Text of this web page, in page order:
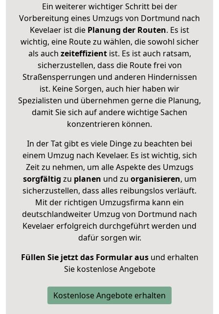
Ein weiterer wichtiger Schritt bei der
Vorbereitung eines Umzugs von Dortmund nach
Kevelaer ist die Planung der Routen. Es ist
wichtig, eine Route zu wählen, die sowohl sicher
als auch zeiteffizientist. Es ist auch ratsam,
sicherzustellen, dass die Route frei von
Straßensperrungen und anderen Hindernissen
ist. Keine Sorgen, auch hier haben wir
Spezialisten und übernehmen gerne die Planung,
damit Sie sich auf andere wichtige Sachen
konzentrieren können.
In der Tat gibt es viele Dinge zu beachten bei
einem Umzug nach Kevelaer. Es ist wichtig, sich
Zeit zu nehmen, um alle Aspekte des Umzugs
sorgfältig zu planen und zu organisieren, um
sicherzustellen, dass alles reibungslos verläuft.
Mit der richtigen Umzugsfirma kann ein
deutschlandweiter Umzug von Dortmund nach
Kevelaer erfolgreich durchgeführt werden und
dafür sorgen wir.
Füllen Sie jetzt das Formular ausund erhalten
Sie kostenlose Angebote
Kostenlose Angebote erhalten